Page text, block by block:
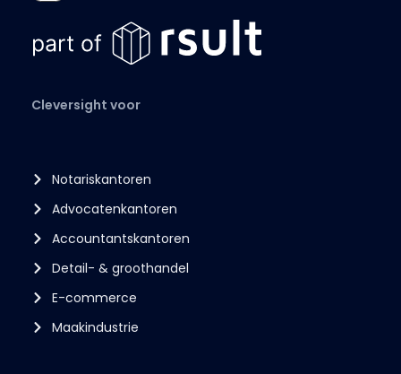
Cleversight voor
Notariskantoren
Advocatenkantoren
Accountantskantoren
Detail- & groothandel
E-commerce
Maakindustrie